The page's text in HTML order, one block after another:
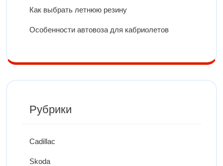
Как выбрать летнюю резину
Особенности автовоза для кабриолетов
Рубрики
Cadillac
Skoda